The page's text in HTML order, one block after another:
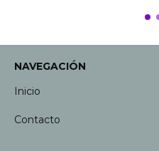
NAVEGACIÓN
Inicio
Contacto